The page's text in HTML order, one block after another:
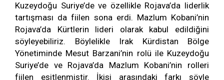
Kuzeydoğu Suriye’de ve özellikle Rojava’da liderlik
tartışması da fiilen sona erdi. Mazlum Kobani’nin
Rojava’da Kürtlerin lideri olarak kabul edildiğini
söyleyebiliriz. Böylelikle Irak Kürdistan Bölge
Yönetiminde Mesut Barzani’nin rolü ile Kuzeydoğu
Suriye’de ve Rojava’da Mazlum Kobani’nin rolleri
fiilen eşitlenmiştir. İkisi arasındaki farkı şöyle